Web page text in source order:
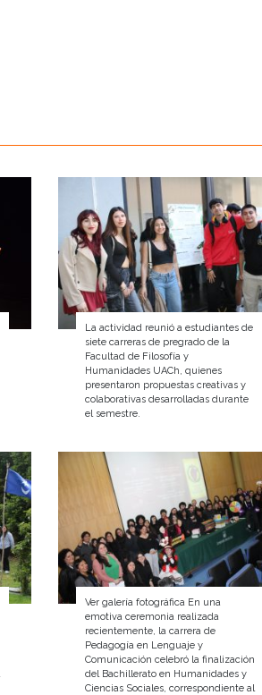
La actividad reunió a estudiantes de
siete carreras de pregrado de la
Facultad de Filosofía y
Humanidades UACh, quienes
presentaron propuestas creativas y
colaborativas desarrolladas durante
el semestre.
Ver galería fotográfica En una
emotiva ceremonia realizada
recientemente, la carrera de
Pedagogía en Lenguaje y
Comunicación celebró la finalización
del Bachillerato en Humanidades y
Ciencias Sociales, correspondiente al